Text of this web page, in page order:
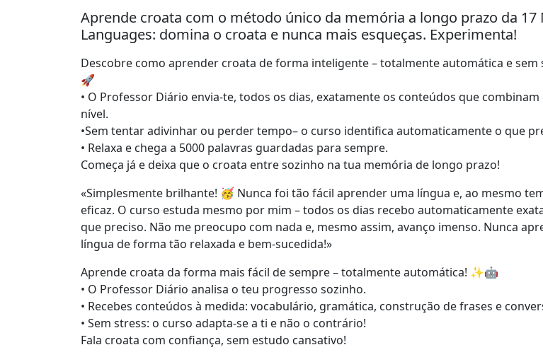
Aprende croata com o método único da memória a longo prazo da 17
Languages: domina o croata e nunca mais esqueças. Experimenta!
Descobre como aprender croata de forma inteligente – totalmente automática e sem
🚀
• O Professor Diário envia-te, todos os dias, exatamente os conteúdos que
nível.
•Sem tentar adivinhar ou perder tempo– o curso identifica automaticamente o que
• Relaxa e chega a 5000 palavras guardadas para sempre.
Começa já e deixa que o croata entre sozinho na tua memória de longo prazo!
«Simplesmente brilhante! 🥳 Nunca foi tão fácil aprender uma língua e, ao mesmo
eficaz. O curso estuda mesmo por mim – todos os dias recebo automaticamente
que preciso. Não me preocupo com nada e, mesmo assim, avanço imenso. Nunca
língua de forma tão relaxada e bem-sucedida!»
Aprende croata da forma mais fácil de sempre – totalmente automática! ✨🤖
• O Professor Diário analisa o teu progresso sozinho.
• Recebes conteúdos à medida: vocabulário, gramática, construção de frases e
• Sem stress: o curso adapta-se a ti e não o contrário!
Fala croata com confiança, sem estudo cansativo!